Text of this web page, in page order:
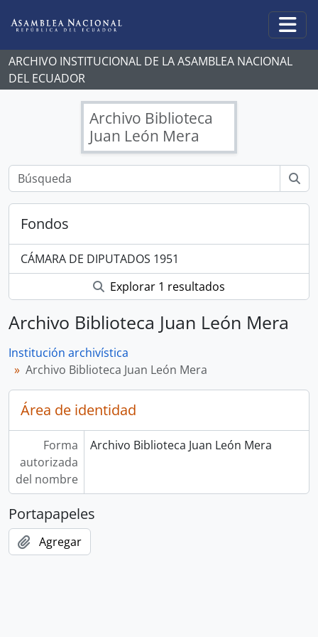
ARCHIVO INSTITUCIONAL DE LA ASAMBLEA NACIONAL
DEL ECUADOR
Archivo Biblioteca
Juan León Mera
Fondos
CÁMARA DE DIPUTADOS 1951
Explorar 1 resultados
Archivo Biblioteca Juan León Mera
Institución archivística
Archivo Biblioteca Juan León Mera
Área de identidad
Forma
autorizada
del nombre
Archivo Biblioteca Juan León Mera
Portapapeles
Agregar